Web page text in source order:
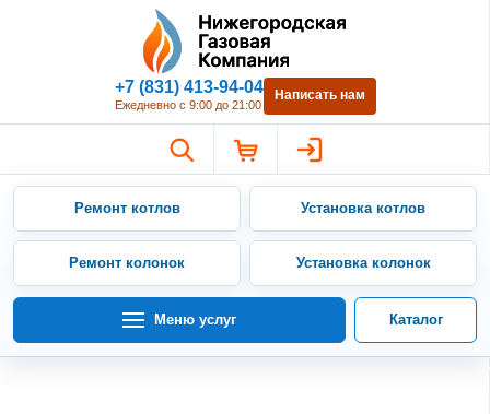
Нижегородская Газовая
+7 (831) 413-94-04
Ежедневно с 9:00 до 21:00
Написать нам
Ремонт котлов Установка котлов
Ремонт колонок Установка колонок
Меню услуг Каталог